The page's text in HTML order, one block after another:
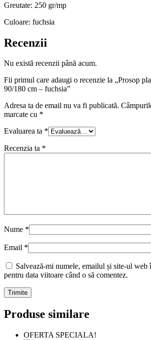
Greutate: 250 gr/mp
Culoare: fuchsia
Recenzii
Nu există recenzii până acum.
Fii primul care adaugi o recenzie la „Prosop
90/180 cm – fuchsia”
Adresa ta de email nu va fi publicată.
marcate cu *
Evaluarea ta *
Recenzia ta *
Nume *
Email *
Salvează-mi numele, emailul și site-ul web
pentru data viitoare când o să comentez.
Produse similare
OFERTA SPECIALA!